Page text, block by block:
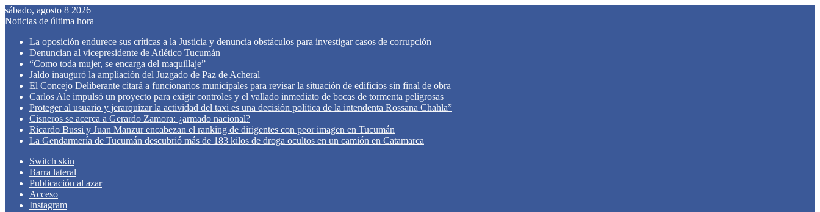
sábado, agosto 8 2026
Noticias de última hora
La oposición endurece sus críticas a la Justicia y denuncia obstáculos para investigar casos de corrupción
Denuncian al vicepresidente de Atlético Tucumán
“Como toda mujer, se encarga del maquillaje”
Jaldo inauguró la ampliación del Juzgado de Paz de Acheral
El Concejo Deliberante citará a funcionarios municipales para revisar la situación de edificios sin final de obra
Carlos Ale impulsó un proyecto para exigir controles y el vallado inmediato de bocas de tormenta peligrosas
Proteger al usuario y jerarquizar la actividad del taxi es una decisión política de la intendenta Rossana Chahla”
Cisneros se acerca a Gerardo Zamora: ¿armado nacional?
Ricardo Bussi y Juan Manzur encabezan el ranking de dirigentes con peor imagen en Tucumán
La Gendarmería de Tucumán descubrió más de 183 kilos de droga ocultos en un camión en Catamarca
Switch skin
Barra lateral
Publicación al azar
Acceso
Instagram